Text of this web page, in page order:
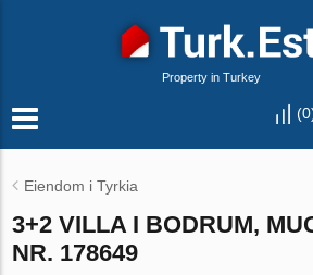
Property in Turkey
(0
Eiendom i Tyrkia
3+2 VILLA I BODRUM,
NR. 178649